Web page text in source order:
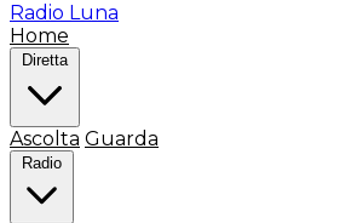
Radio Luna
Home
Diretta
Ascolta Guarda
Radio